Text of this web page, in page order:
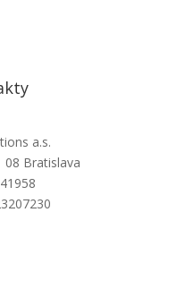
a.s.
08 Bratislava